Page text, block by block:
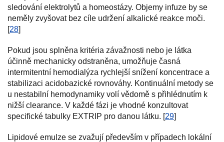
sledování elektrolytů a homeostázy. Objemy infuze by se
neměly zvyšovat bez cíle udržení alkalické reakce moči.
[28]
Pokud jsou splněna kritéria závažnosti nebo je látka
účinně mechanicky odstraněna, umožňuje časná
intermitentní hemodialýza rychlejší snížení koncentrace a
stabilizaci acidobazické rovnováhy. Kontinuální metody se
u nestabilní hemodynamiky volí vědomě s přihlédnutím k
nižší clearance. V každé fázi je vhodné konzultovat
specifické tabulky EXTRIP pro danou látku. [29]
Lipidové emulze se zvažují především v případech lokální